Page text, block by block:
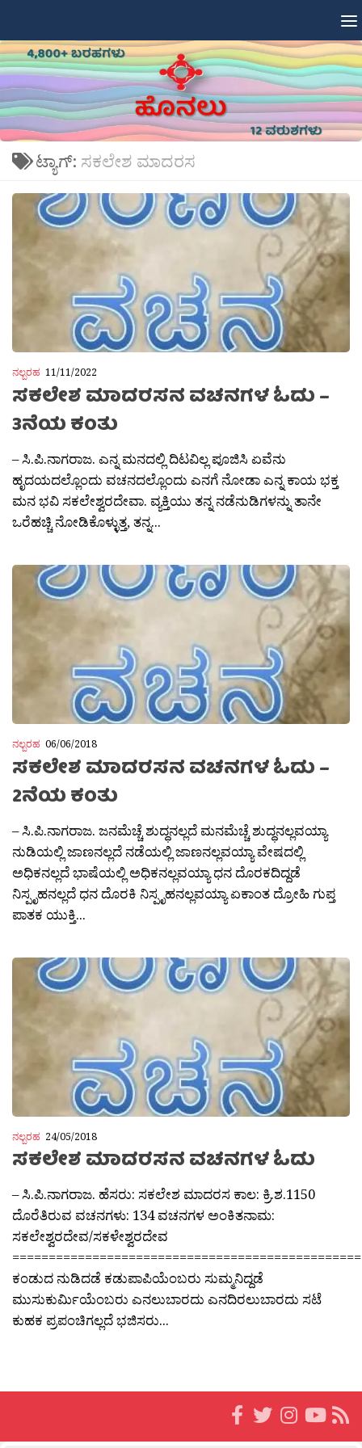
ಟ್ಯಾಗ್: ಸಕಲೇಶ ಮಾದರಸ
ನಲ್ಬರಹ 11/11/2022
ಸಕಲೇಶ ಮಾದರಸನ ವಚನಗಳ ಓದು –
3ನೆಯ ಕಂತು
– ಸಿ.ಪಿ.ನಾಗರಾಜ. ಎನ್ನ ಮನದಲ್ಲಿ ದಿಟವಿಲ್ಲ ಪೂಜಿಸಿ ಏವೆನು
ಹೃದಯದಲ್ಲೊಂದು ವಚನದಲ್ಲೊಂದು ಎನಗೆ ನೋಡಾ ಎನ್ನ ಕಾಯ ಭಕ್ತ
ಮನ ಭವಿ ಸಕಲೇಶ್ವರದೇವಾ. ವ್ಯಕ್ತಿಯು ತನ್ನ ನಡೆನುಡಿಗಳನ್ನು ತಾನೇ
ಒರೆಹಚ್ಚಿ ನೋಡಿಕೊಳ್ಳುತ್ತ, ತನ್ನ...
ನಲ್ಬರಹ 06/06/2018
ಸಕಲೇಶ ಮಾದರಸನ ವಚನಗಳ ಓದು –
2ನೆಯ ಕಂತು
– ಸಿ.ಪಿ.ನಾಗರಾಜ. ಜನಮೆಚ್ಚೆ ಶುದ್ಧನಲ್ಲದೆ ಮನಮೆಚ್ಚೆ ಶುದ್ಧನಲ್ಲವಯ್ಯಾ
ನುಡಿಯಲ್ಲಿ ಜಾಣನಲ್ಲದೆ ನಡೆಯಲ್ಲಿ ಜಾಣನಲ್ಲವಯ್ಯಾ ವೇಷದಲ್ಲಿ
ಅಧಿಕನಲ್ಲದೆ ಭಾಷೆಯಲ್ಲಿ ಅಧಿಕನಲ್ಲವಯ್ಯಾ ಧನ ದೊರಕದಿದ್ದಡೆ
ನಿಸ್ಪೃಹನಲ್ಲದೆ ಧನ ದೊರಕಿ ನಿಸ್ಪೃಹನಲ್ಲವಯ್ಯಾ ಏಕಾಂತ ದ್ರೋಹಿ ಗುಪ್ತ
ಪಾತಕ ಯುಕ್ತಿ...
ನಲ್ಬರಹ 24/05/2018
ಸಕಲೇಶ ಮಾದರಸನ ವಚನಗಳ ಓದು
– ಸಿ.ಪಿ.ನಾಗರಾಜ. ಹೆಸರು: ಸಕಲೇಶ ಮಾದರಸ ಕಾಲ: ಕ್ರಿ.ಶ.1150
ದೊರೆತಿರುವ ವಚನಗಳು: 134 ವಚನಗಳ ಅಂಕಿತನಾಮ:
ಸಕಲೇಶ್ವರದೇವ/ಸಕಳೇಶ್ವರದೇವ
ಕಂಡುದ ನುಡಿದಡೆ ಕಡುಪಾಪಿಯೆಂಬರು ಸುಮ್ಮನಿದ್ದಡೆ
ಮುಸುಕುರ್ಮಿಯೆಂಬರು ಎನಲುಬಾರದು ಎನದಿರಲುಬಾರದು ಸಟೆ
ಕುಹಕ ಪ್ರಪಂಚಿಗಲ್ಲದೆ ಭಜಿಸರು...